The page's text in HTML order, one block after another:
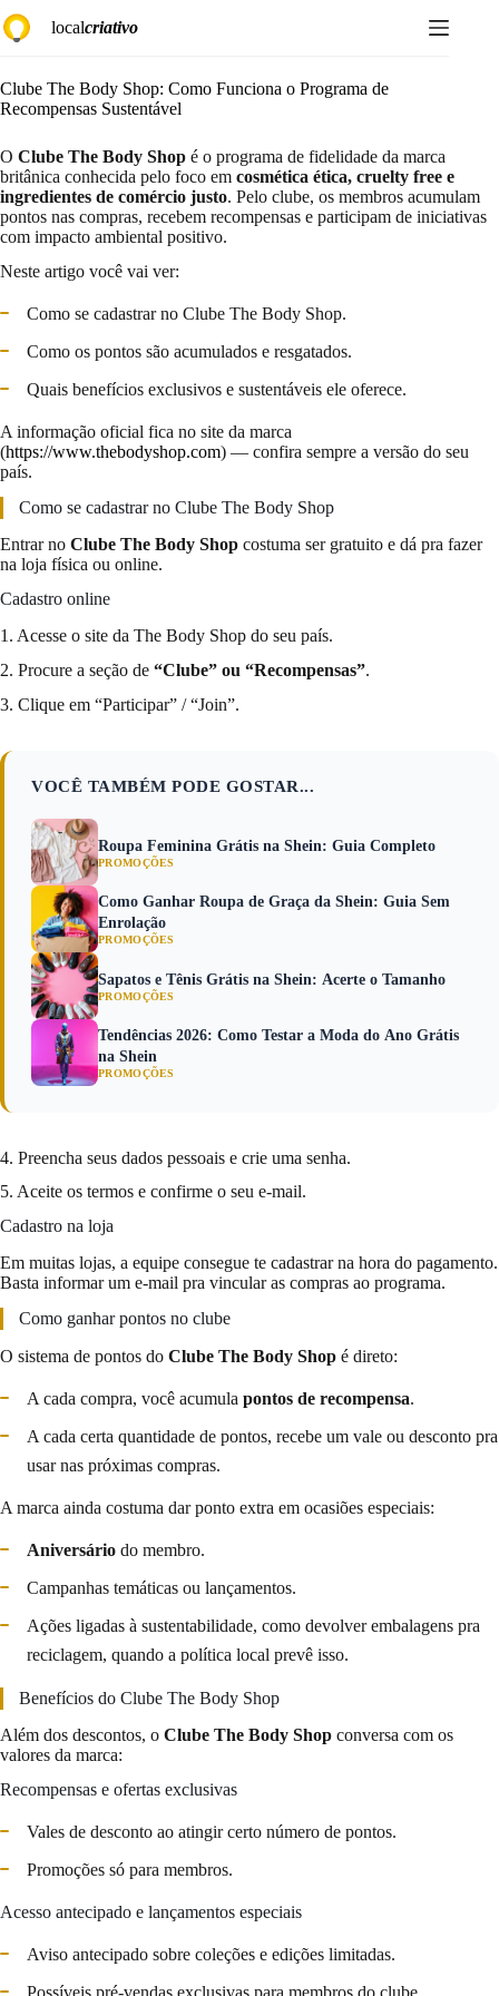
para
localcriativo
Clube The Body Shop: Como Funciona o Programa de
Recompensas Sustentável
O Clube The Body Shop é o programa de fidelidade da marca
britânica conhecida pelo foco em cosmética ética, cruelty free e
ingredientes de comércio justo. Pelo clube, os membros acumulam
pontos nas compras, recebem recompensas e participam de iniciativas
com impacto ambiental positivo.
Neste artigo você vai ver:
Como se cadastrar no Clube The Body Shop.
Como os pontos são acumulados e resgatados.
Quais benefícios exclusivos e sustentáveis ele oferece.
A informação oficial fica no site da marca
(https://www.thebodyshop.com) — confira sempre a versão do seu
país.
Como se cadastrar no Clube The Body Shop
Entrar no Clube The Body Shop costuma ser gratuito e dá pra fazer
na loja física ou online.
Cadastro online
1. Acesse o site da The Body Shop do seu país.
2. Procure a seção de “Clube” ou “Recompensas”.
3. Clique em “Participar” / “Join”.
VOCÊ TAMBÉM PODE GOSTAR...
Roupa Feminina Grátis na Shein: Guia Completo
PROMOÇÕES
Como Ganhar Roupa de Graça da Shein: Guia Sem
Enrolação
PROMOÇÕES
Sapatos e Tênis Grátis na Shein: Acerte o Tamanho
PROMOÇÕES
Tendências 2026: Como Testar a Moda do Ano Grátis
na Shein
PROMOÇÕES
4. Preencha seus dados pessoais e crie uma senha.
5. Aceite os termos e confirme o seu e-mail.
Cadastro na loja
Em muitas lojas, a equipe consegue te cadastrar na hora do pagamento.
Basta informar um e-mail pra vincular as compras ao programa.
Como ganhar pontos no clube
O sistema de pontos do Clube The Body Shop é direto:
A cada compra, você acumula pontos de recompensa.
A cada certa quantidade de pontos, recebe um vale ou desconto pra
usar nas próximas compras.
A marca ainda costuma dar ponto extra em ocasiões especiais:
Aniversário do membro.
Campanhas temáticas ou lançamentos.
Ações ligadas à sustentabilidade, como devolver embalagens pra
reciclagem, quando a política local prevê isso.
Benefícios do Clube The Body Shop
Além dos descontos, o Clube The Body Shop conversa com os
valores da marca:
Recompensas e ofertas exclusivas
Vales de desconto ao atingir certo número de pontos.
Promoções só para membros.
Acesso antecipado e lançamentos especiais
Aviso antecipado sobre coleções e edições limitadas.